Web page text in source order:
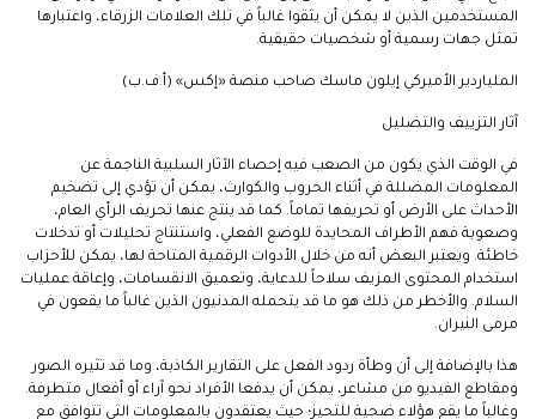
المستخدمين الذين لا يمكن أن يثقوا غالباً في تلك العلامات الزرقاء، واعتبارها
تمثل جهات رسمية أو شخصيات حقيقية.
الملياردير الأميركي إيلون ماسك صاحب منصة «إكس» (أ.ف.ب)
آثار التزييف والتضليل
في الوقت الذي يكون من الصعب فيه إحصاء الآثار السلبية الناجمة عن
المعلومات المضللة في أثناء الحروب والكوارث، يمكن أن تؤدي إلى تضخيم
الأحداث على الأرض أو تحريفها تماماً. كما قد ينتج عنها تحريف الرأي العام،
وصعوبة فهم الأطراف المحايدة للوضع الفعلي، واستنتاج تحليلات أو تدخلات
خاطئة. ويعتبر البعض أنه من خلال الأدوات الرقمية المتاحة لها، يمكن للأحزاب
استخدام المحتوى المزيف سلاحاً للدعاية، وتعميق الانقسامات، وإعاقة عمليات
السلام. والأخطر من ذلك هو ما قد يتحمله المدنيون الذين غالباً ما يقعون في
مرمى النيران.
هذا بالإضافة إلى أن وطأة ردود الفعل على التقارير الكاذبة، وما قد تثيره الصور
ومقاطع الفيديو من مشاعر، يمكن أن يدفعا الأفراد نحو آراء أو أفعال متطرفة.
وغالباً ما يقع هؤلاء ضحية للتحيز؛ حيث يعتقدون بالمعلومات التي تتوافق مع